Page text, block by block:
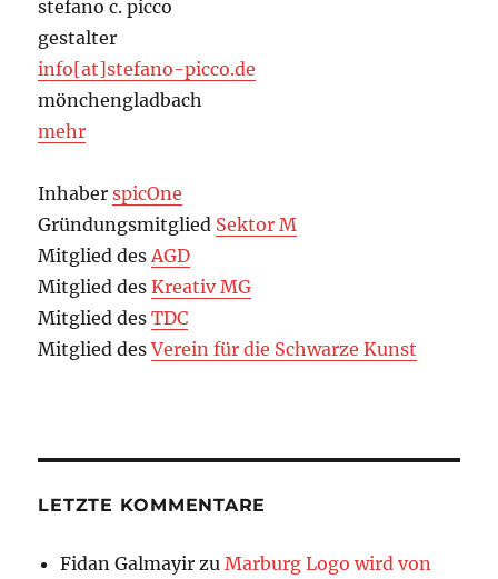
stefano c. picco
gestalter
info[at]stefano-picco.de
mönchengladbach
mehr
InhaberspicOne
Gründungsmitglied Sektor M
Mitglied desAGD
Mitglied desKreativ MG
Mitglied desTDC
Mitglied desVerein für die Schwarze Kunst
LETZTE KOMMENTARE
Fidan Galmayir zuMarburg Logo wird von